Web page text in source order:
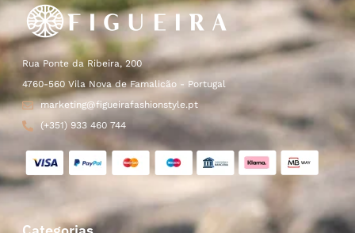
Rua Ponte da Ribeira, 200
4760-560 Vila Nova de Famalicão - Portugal
marketing@figueirafashionstyle.pt
(+351) 933 460 744